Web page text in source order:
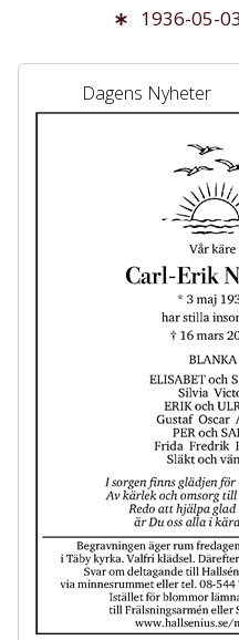
1936-05-03
Dagens Nyheter